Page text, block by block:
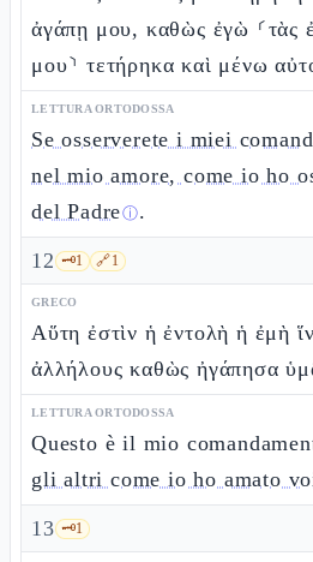
ἀγάπῃ μου, καθὼς ἐγὼ ⸂τὰς
μου⸃ τετήρηκα καὶ μένω
LETTURA ORTODOSSA
Se osserverete i miei
nel mio amore, come io ho
del Padreⓘ.
12 🗝️1 🔗1
GRECO
Αὕτη ἐστὶν ἡ ἐντολὴ ἡ ἐμὴ
ἀλλήλους καθὼς ἠγάπησα
LETTURA ORTODOSSA
Questo è il mio
gli altri come io ho amato
13 🗝️1